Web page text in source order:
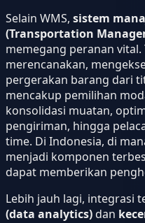
Selain WMS, sistem
(Transportation
memegang peranan
merencanakan,
pergerakan barang dari
mencakup pemilihan
konsolidasi muatan,
pengiriman, hingga
time. Di Indonesia, di
menjadi komponen
dapat memberikan
Lebih jauh lagi, integrasi
(data analytics)dan